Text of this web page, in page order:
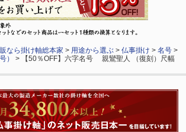
なら掛け軸総本家 > 用途から選ぶ >仏事掛け >名号 >
）
> 【50％OFF】六字名号 親鸞聖人 （復刻）尺幅